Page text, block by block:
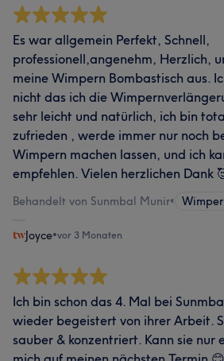
Es war allgemein Perfekt, Schnell,
professionell,angenehm, Herzlich,
meine Wimpern Bombastisch aus.
nicht das ich die
sehr leicht und natürlich, ich bin
zufrieden , werde immer nur noch
Wimpern machen lassen, und ich
empfehlen. Vielen herzlichen Dank
Behandelt von Sunmbal Munir•
Joyce•vor 3 Monaten
Ich bin schon das 4. Mal bei
wieder begeistert von ihrer Arbeit.
sauber & konzentriert. Kann sie nur